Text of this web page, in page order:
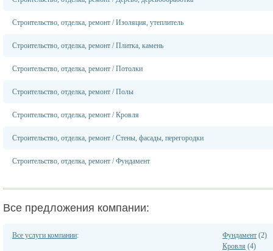
Строительство, отделка, ремонт /Изоляция, утеплитель
Строительство, отделка, ремонт /Плитка, камень
Строительство, отделка, ремонт /Потолки
Строительство, отделка, ремонт /Полы
Строительство, отделка, ремонт /Кровля
Строительство, отделка, ремонт /Стены, фасады, перегородки
Строительство, отделка, ремонт /Фундамент
Все предложения компании:
Все услуги компании: Фундамент (2)
Кровля (4)